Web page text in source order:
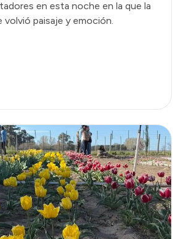
en esta noche en la que la
volvió paisaje y emoción.